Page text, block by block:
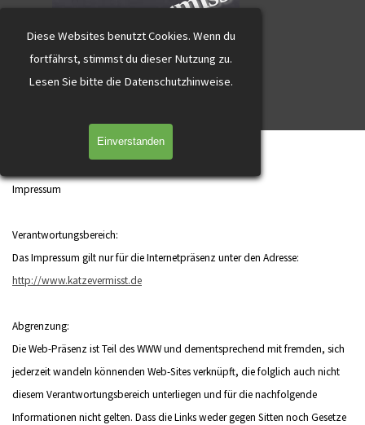
Diese Websites benutzt Cookies. Wenn du
fortfährst, stimmst du dieser Nutzung zu.
Lesen Sie bitte die Datenschutzhinweise.
Einverstanden
Direkt zum Seiteninhalt
Impressum
Verantwortungsbereich:
Das Impressum gilt nur für die Internetpräsenz unter den Adresse:
http://www.katzevermisst.de
Abgrenzung:
Die Web-Präsenz ist Teil des WWW und dementsprechend mit fremden, sich
jederzeit wandeln könnenden Web-Sites verknüpft, die folglich auch nicht
diesem Verantwortungsbereich unterliegen und für die nachfolgende
Informationen nicht gelten. Dass die Links weder gegen Sitten noch Gesetze